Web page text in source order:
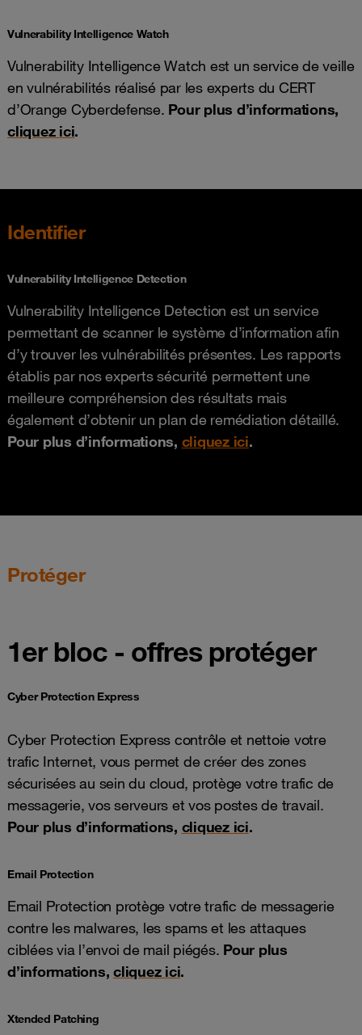
Vulnerability Intelligence Watch
Vulnerability Intelligence Watch est un service de veille
en vulnérabilités réalisé par les experts du CERT
d’Orange Cyberdefense. Pour plus d’informations,
cliquez ici.
Identifier
Vulnerability Intelligence Detection
Vulnerability Intelligence Detection est un service
permettant de scanner le système d’information afin
d’y trouver les vulnérabilités présentes. Les rapports
établis par nos experts sécurité permettent une
meilleure compréhension des résultats mais
également d’obtenir un plan de remédiation détaillé.
Pour plus d’informations, cliquez ici.
Protéger
1er bloc - offres protéger
Cyber Protection Express
Cyber Protection Express contrôle et nettoie votre
trafic Internet, vous permet de créer des zones
sécurisées au sein du cloud, protège votre trafic de
messagerie, vos serveurs et vos postes de travail.
Pour plus d’informations, cliquez ici.
Email Protection
Email Protection protège votre trafic de messagerie
contre les malwares, les spams et les attaques
ciblées via l’envoi de mail piégés. Pour plus
d’informations, cliquez ici.
Xtended Patching